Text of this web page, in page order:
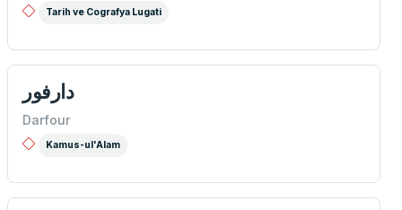
Tarih ve Cografya Lugati
دارفور
Darfour
Kamus-ul'Alam